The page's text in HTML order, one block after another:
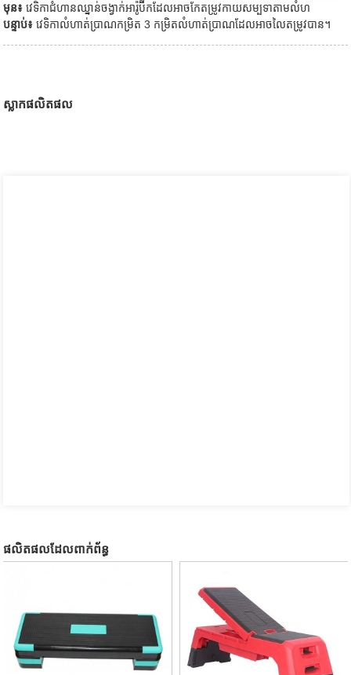
មុន៖ វេទិកា​ជំហាន​ឈ្នាន់​ចង្វាក់​អា​រ៉ូ​ប៊ី​ក​ដែល​អាច​កែ​តម្រូវ​កាយ​សម្បទា​តាម​លំហ​
បន្ទាប់៖ វេទិកាលំហាត់ប្រាណកម្រិត 3 កម្រិតលំហាត់ប្រាណដែលអាចលៃតម្រូវបាន។
ស្លាកផលិតផល
ផលិតផលដែលពាក់ព័ន្ធ